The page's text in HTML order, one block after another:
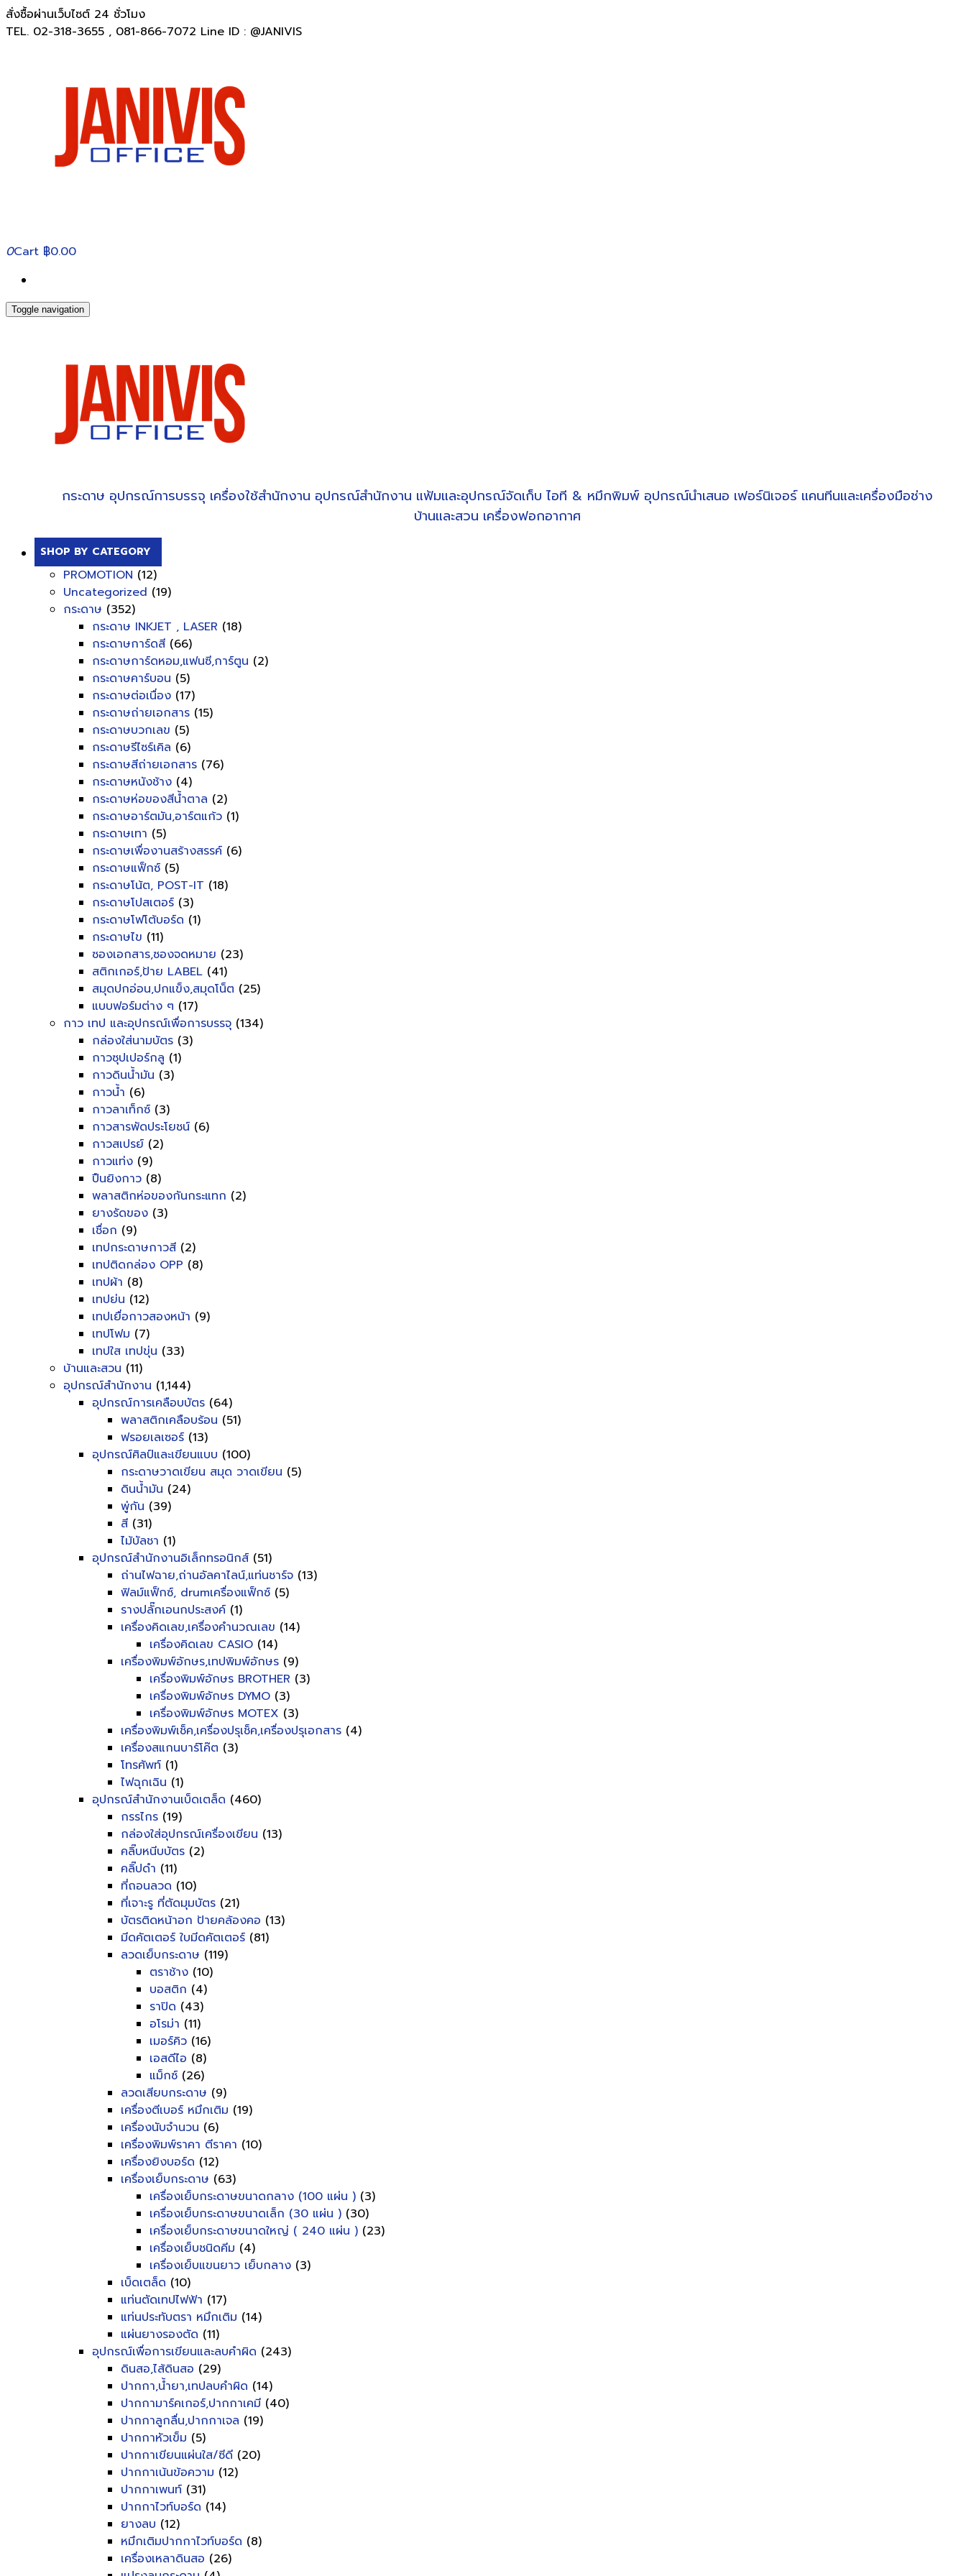
สั่งซื้อผ่านเว็บไซต์ 24 ชั่วโมง
TEL. 02-318-3655 , 081-866-7072 Line ID : @JANIVIS
0Cart ฿0.00
Toggle navigation
กระดาษ อุปกรณ์การบรรจุ เครื่องใช้สำนักงาน อุปกรณ์สำนักงาน แฟ้มและอุปกรณ์จัดเก็บ ไอที & หมึกพิมพ์ อุปกรณ์นำเสนอ เฟอร์นิเจอร์ แคนทีนและเครื่องมือช่าง
บ้านและสวน เครื่องฟอกอากาศ
SHOP BY CATEGORY
PROMOTION (12)
Uncategorized (19)
กระดาษ (352)
กระดาษ INKJET , LASER (18)
กระดาษการ์ดสี (66)
กระดาษการ์ดหอม,แฟนซี,การ์ตูน (2)
กระดาษคาร์บอน (5)
กระดาษต่อเนื่อง (17)
กระดาษถ่ายเอกสาร (15)
กระดาษบวกเลข (5)
กระดาษรีไซร์เคิล (6)
กระดาษสีถ่ายเอกสาร (76)
กระดาษหนังช้าง (4)
กระดาษห่อของสีน้ำตาล (2)
กระดาษอาร์ตมัน,อาร์ตแก้ว (1)
กระดาษเทา (5)
กระดาษเพื่องานสร้างสรรค์ (6)
กระดาษแฟ็กซ์ (5)
กระดาษโน้ต, POST-IT (18)
กระดาษโปสเตอร์ (3)
กระดาษโฟโต้บอร์ด (1)
กระดาษไข (11)
ซองเอกสาร,ซองจดหมาย (23)
สติกเกอร์,ป้าย LABEL (41)
สมุดปกอ่อน,ปกแข็ง,สมุดโน็ต (25)
แบบฟอร์มต่าง ๆ (17)
กาว เทป และอุปกรณ์เพื่อการบรรจุ (134)
กล่องใส่นามบัตร (3)
กาวซุปเปอร์กลู (1)
กาวดินน้ำมัน (3)
กาวน้ำ (6)
กาวลาเท็กซ์ (3)
กาวสารพัดประโยชน์ (6)
กาวสเปรย์ (2)
กาวแท่ง (9)
ปืนยิงกาว (8)
พลาสติกห่อของกันกระแทก (2)
ยางรัดของ (3)
เชื่อก (9)
เทปกระดาษกาวสี (2)
เทปติดกล่อง OPP (8)
เทปผ้า (8)
เทปย่น (12)
เทปเยื่อกาวสองหน้า (9)
เทปโฟม (7)
เทปใส เทปขุ่น (33)
บ้านและสวน (11)
อุปกรณ์สำนักงาน (1,144)
อุปกรณ์การเคลือบบัตร (64)
พลาสติกเคลือบร้อน (51)
ฟรอยเลเซอร์ (13)
อุปกรณ์ศิลป์และเขียนแบบ (100)
กระดาษวาดเขียน สมุด วาดเขียน (5)
ดินน้ำมัน (24)
พู่กัน (39)
สี (31)
ไม้บัลชา (1)
อุปกรณ์สำนักงานอิเล็กทรอนิกส์ (51)
ถ่านไฟฉาย,ถ่านอัลคาไลน์,แท่นชาร์จ (13)
ฟิลม์แฟ็กซ์, drumเครื่องแฟ็กซ์ (5)
รางปลั๊กเอนกประสงค์ (1)
เครื่องคิดเลข,เครื่องคำนวณเลข (14)
เครื่องคิดเลข CASIO (14)
เครื่องพิมพ์อักษร,เทปพิมพ์อักษร (9)
เครื่องพิมพ์อักษร BROTHER (3)
เครื่องพิมพ์อักษร DYMO (3)
เครื่องพิมพ์อักษร MOTEX (3)
เครื่องพิมพ์เช็ค,เครื่องปรุเช็ค,เครื่องปรุเอกสาร (4)
เครื่องสแกนบาร์โค๊ต (3)
โทรศัพท์ (1)
ไฟฉุกเฉิน (1)
อุปกรณ์สำนักงานเบ็ดเตล็ด (460)
กรรไกร (19)
กล่องใส่อุปกรณ์เครื่องเขียน (13)
คลิ๊บหนีบบัตร (2)
คลิ๊ปดำ (11)
ที่ถอนลวด (10)
ที่เจาะรู ที่ตัดมุมบัตร (21)
บัตรติดหน้าอก ป้ายคล้องคอ (13)
มีดคัตเตอร์ ใบมีดคัตเตอร์ (81)
ลวดเย็บกระดาษ (119)
ตราช้าง (10)
บอสติก (4)
ราปิด (43)
อโรม่า (11)
เมอร์คิว (16)
เอสดีไอ (8)
แม็กซ์ (26)
ลวดเสียบกระดาษ (9)
เครื่องตีเบอร์ หมึกเติม (19)
เครื่องนับจำนวน (6)
เครื่องพิมพ์ราคา ตีราคา (10)
เครื่องยิงบอร์ด (12)
เครื่องเย็บกระดาษ (63)
เครื่องเย็บกระดาษขนาดกลาง (100 แผ่น ) (3)
เครื่องเย็บกระดาษขนาดเล็ก (30 แผ่น ) (30)
เครื่องเย็บกระดาษขนาดใหญ่ ( 240 แผ่น ) (23)
เครื่องเย็บชนิดคีม (4)
เครื่องเย็บแขนยาว เย็บกลาง (3)
เบ็ดเตล็ด (10)
แท่นตัดเทปไฟฟ้า (17)
แท่นประทับตรา หมึกเติม (14)
แผ่นยางรองตัด (11)
อุปกรณ์เพื่อการเขียนและลบคำผิด (243)
ดินสอ,ไส้ดินสอ (29)
ปากกา,น้ำยา,เทปลบคำผิด (14)
ปากกามาร์คเกอร์,ปากกาเคมี (40)
ปากกาลูกลื่น,ปากกาเจล (19)
ปากกาหัวเข็ม (5)
ปากกาเขียนแผ่นใส/ซีดี (20)
ปากกาเน้นข้อความ (12)
ปากกาเพนท์ (31)
ปากกาไวท์บอร์ด (14)
ยางลบ (12)
หมึกเติมปากกาไวท์บอร์ด (8)
เครื่องเหลาดินสอ (26)